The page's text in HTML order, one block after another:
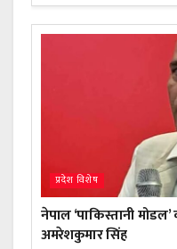
प्रदेश विशेष
नेपाल ‘पाकिस्तानी
अमरेशकुमार सिंह